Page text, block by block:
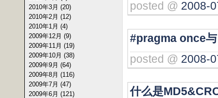
2010年3月 (20)
2010年2月 (12)
2010年1月 (4)
2009年12月 (9)
2009年11月 (19)
2009年10月 (38)
2009年9月 (64)
2009年8月 (116)
2009年7月 (47)
2009年6月 (121)
posted @ 2008-
#pragma once
posted @ 2008-
什么是